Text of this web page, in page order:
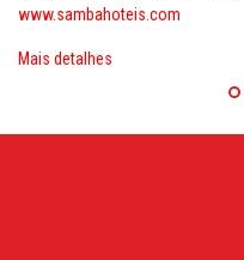
www.sambahoteis.com
Mais detalhes